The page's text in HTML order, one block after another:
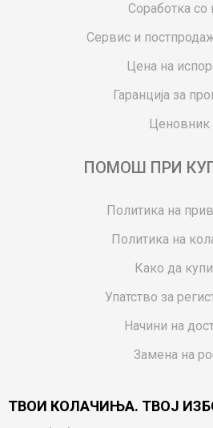
Соработка со
Сервис и
Цена на
Гаранција за
Ценовник
ПОМОШ ПРИ
Политика на
Политика на
Како да
Упатство за
Начини на
Замена на
Ваучери
ТВОИ КОЛАЧИЊА. ТВОЈ